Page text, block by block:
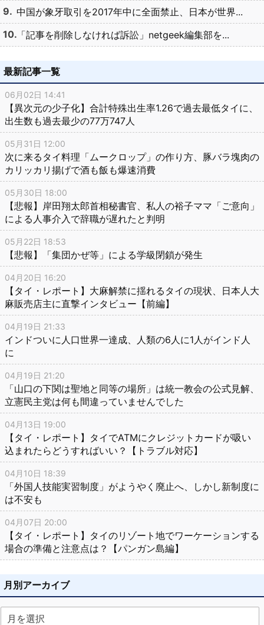
中国が象牙取引を2017年中に全面禁止、日本が世界...
「記事を削除しなければ訴訟」netgeek編集部を...
最新記事一覧
06月02日 14:41
【異次元の少子化】合計特殊出生率1.26で過去最低タイに、
出生数も過去最少の77万747人
05月31日 12:00
次に来るタイ料理「ムークロップ」の作り方、豚バラ塊肉の
カリッカリ揚げで酒も飯も爆速消費
05月30日 18:00
【悲報】岸田翔太郎首相秘書官、私人の裕子ママ「ご意向」
による人事介入で辞職が遅れたと判明
05月22日 18:53
【悲報】「集団かぜ等」による学級閉鎖が発生
04月20日 16:20
【タイ・レポート】大麻解禁に揺れるタイの現状、日本人大
麻販売店主に直撃インタビュー【前編】
04月19日 21:33
インドついに人口世界一達成、人類の6人に1人がインド人
に
04月19日 21:20
「山口の下関は聖地と同等の場所」は統一教会の公式見解、
立憲民主党は何も間違っていませんでした
04月13日 19:00
【タイ・レポート】タイでATMにクレジットカードが吸い
込まれたらどうすればいい？【トラブル対応】
04月10日 18:39
「外国人技能実習制度」がようやく廃止へ、しかし新制度に
は不安も
04月07日 20:00
【タイ・レポート】タイのリゾート地でワーケーションする
場合の準備と注意点は？【パンガン島編】
月別アーカイブ